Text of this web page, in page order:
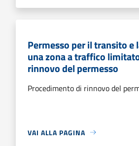
Permesso per il transito e
una zona a traffico
rinnovo del permesso
Procedimento di rinnovo del
VAI ALLA PAGINA